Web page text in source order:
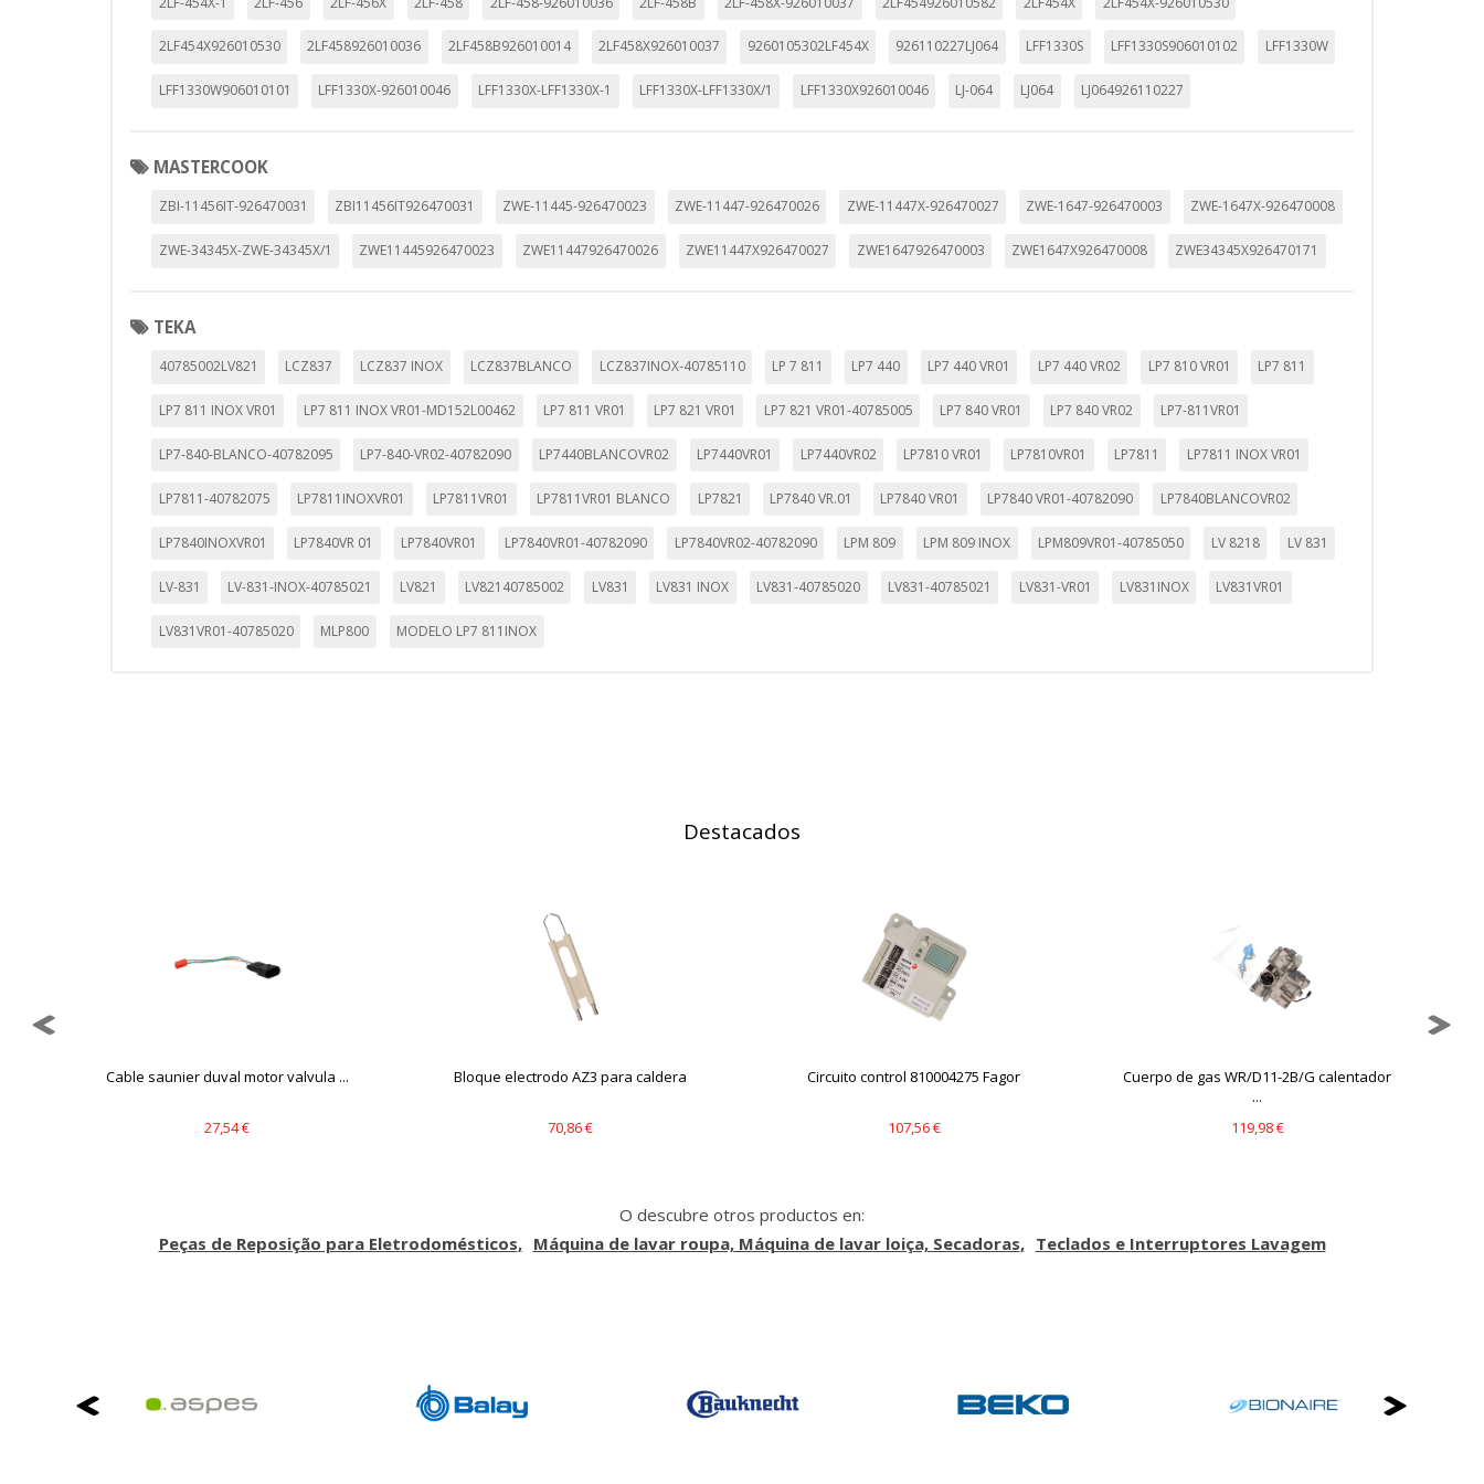
2LF454X926010530 2LF458926010036 2LF458B926010014 2LF458X926010037 9260105302LF454X 926110227LJ064 LFF1330S LFF1330S906010102 LFF1330W
LFF1330W906010101 LFF1330X-926010046 LFF1330X-LFF1330X-1 LFF1330X-LFF1330X/1 LFF1330X926010046 LJ-064 LJ064 LJ064926110227
MASTERCOOK
ZBI-11456IT-926470031 ZBI11456IT926470031 ZWE-11445-926470023 ZWE-11447-926470026 ZWE-11447X-926470027 ZWE-1647-926470003 ZWE-1647X-926470008
ZWE-34345X-ZWE-34345X/1 ZWE11445926470023 ZWE11447926470026 ZWE11447X926470027 ZWE1647926470003 ZWE1647X926470008 ZWE34345X926470171
TEKA
40785002LV821 LCZ837 LCZ837 INOX LCZ837BLANCO LCZ837INOX-40785110 LP 7 811 LP7 440 LP7 440 VR01 LP7 440 VR02 LP7 810 VR01 LP7 811
LP7 811 INOX VR01 LP7 811 INOX VR01-MD152L00462 LP7 811 VR01 LP7 821 VR01 LP7 821 VR01-40785005 LP7 840 VR01 LP7 840 VR02 LP7-811VR01
LP7-840-BLANCO-40782095 LP7-840-VR02-40782090 LP7440BLANCOVR02 LP7440VR01 LP7440VR02 LP7810 VR01 LP7810VR01 LP7811 LP7811 INOX VR01
LP7811-40782075 LP7811INOXVR01 LP7811VR01 LP7811VR01 BLANCO LP7821 LP7840 VR.01 LP7840 VR01 LP7840 VR01-40782090 LP7840BLANCOVR02
LP7840INOXVR01 LP7840VR 01 LP7840VR01 LP7840VR01-40782090 LP7840VR02-40782090 LPM 809 LPM 809 INOX LPM809VR01-40785050 LV 8218 LV 831
LV-831 LV-831-INOX-40785021 LV821 LV82140785002 LV831 LV831 INOX LV831-40785020 LV831-40785021 LV831-VR01 LV831INOX LV831VR01
LV831VR01-40785020 MLP800 MODELO LP7 811INOX
Destacados
Cable saunier duval motor valvula ...
27,54 €
Bloque electrodo AZ3 para caldera
70,86 €
Circuito control 810004275 Fagor
107,56 €
Cuerpo de gas WR/D11-2B/G calentador
...
119,98 €
O descubre otros productos en:
Peças de Reposição para Eletrodomésticos
Máquina de lavar roupa, Máquina de lavar loiça, Secadoras Teclados e Interruptores Lavagem
Cookies Utilizadas:
GUARDAR CONFIGURACIÓN